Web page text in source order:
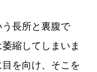
長所と裏腹で
縮してしまいま
を向け、そこを